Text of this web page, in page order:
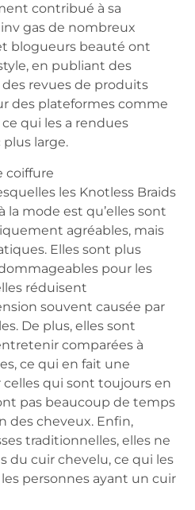
contribué à sa
gas de nombreux
blogueurs beauté ont
en publiant des
revues de produits
des plateformes comme
qui les a rendues
large.
coiffure
les Knotless Braids
mode est qu’elles sont
agréables, mais
Elles sont plus
pour les
réduisent
souvent causée par
De plus, elles sont
comparées à
ce qui en fait une
qui sont toujours en
pas beaucoup de temps
des cheveux. Enfin,
traditionnelles, elles ne
du cuir chevelu, ce qui les
personnes ayant un cuir